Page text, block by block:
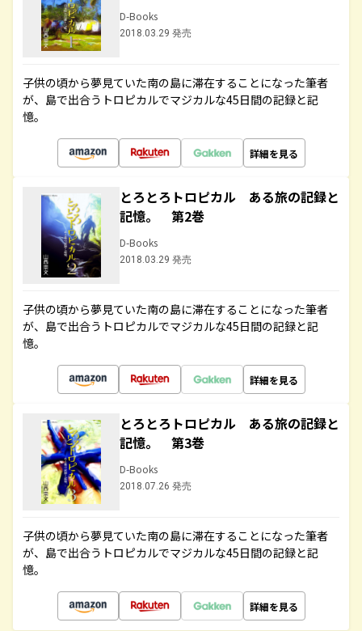
D-Books
2018.03.29 発売
子供の頃から夢見ていた南の島に滞在することになった筆者
が、島で出合うトロピカルでマジカルな45日間の記録と記
憶。
詳細を見る
とろとろトロピカル ある旅の記録と
記憶。 第2巻
D-Books
2018.03.29 発売
子供の頃から夢見ていた南の島に滞在することになった筆者
が、島で出合うトロピカルでマジカルな45日間の記録と記
憶。
詳細を見る
とろとろトロピカル ある旅の記録と
記憶。 第3巻
D-Books
2018.07.26 発売
子供の頃から夢見ていた南の島に滞在することになった筆者
が、島で出合うトロピカルでマジカルな45日間の記録と記
憶。
詳細を見る